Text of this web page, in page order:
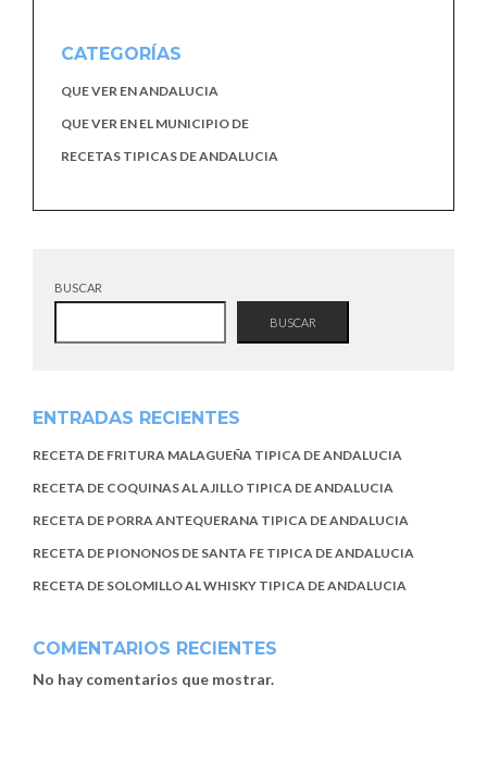
CATEGORÍAS
QUE VER EN ANDALUCIA
QUE VER EN EL MUNICIPIO DE
RECETAS TIPICAS DE ANDALUCIA
BUSCAR
BUSCAR
ENTRADAS RECIENTES
RECETA DE FRITURA MALAGUEÑA TIPICA DE ANDALUCIA
RECETA DE COQUINAS AL AJILLO TIPICA DE ANDALUCIA
RECETA DE PORRA ANTEQUERANA TIPICA DE ANDALUCIA
RECETA DE PIONONOS DE SANTA FE TIPICA DE ANDALUCIA
RECETA DE SOLOMILLO AL WHISKY TIPICA DE ANDALUCIA
COMENTARIOS RECIENTES
No hay comentarios que mostrar.